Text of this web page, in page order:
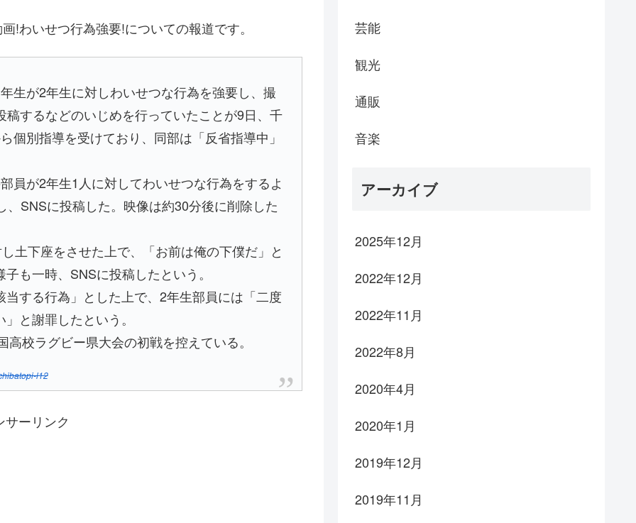
!わいせつ行為強要!についての報道です。
生が2年生に対しわいせつな行為を強要し、撮
するなどのいじめを行っていたことが9日、千
個別指導を受けており、同部は「反省指導中」
が2年生1人に対してわいせつな行為をするよ
SNSに投稿した。映像は約30分後に削除した
下座をさせた上で、「お前は俺の下僕だ」と
も一時、SNSに投稿したという。
する行為」とした上で、2年生部員には「二度
と謝罪したという。
校ラグビー県大会の初戦を控えている。
l12
サーリンク
芸能
観光
通販
音楽
アーカイブ
2025年12月
2022年12月
2022年11月
2022年8月
2020年4月
2020年1月
2019年12月
2019年11月